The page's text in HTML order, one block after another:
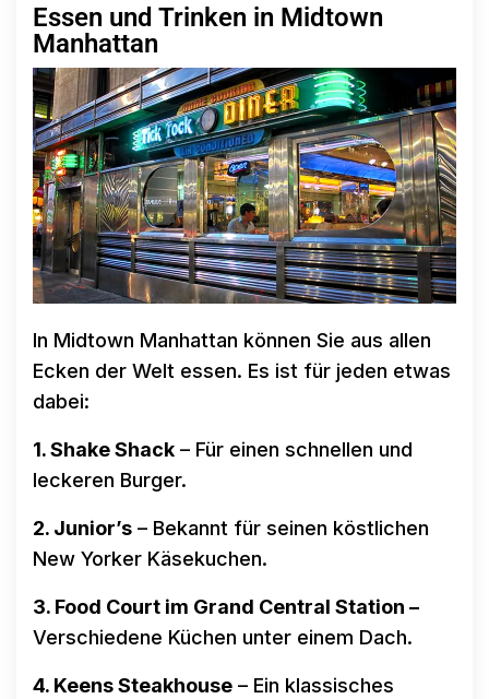
Essen und Trinken in Midtown
Manhattan
In Midtown Manhattan können Sie aus allen
Ecken der Welt essen. Es ist für jeden etwas
dabei:
1. Shake Shack – Für einen schnellen und
leckeren Burger.
2. Junior’s – Bekannt für seinen köstlichen
New Yorker Käsekuchen.
3. Food Court im Grand Central Station –
Verschiedene Küchen unter einem Dach.
4. Keens Steakhouse – Ein klassisches